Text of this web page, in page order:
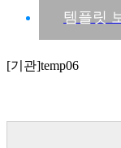
[기관]temp06